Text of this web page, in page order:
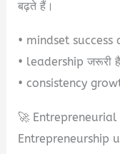
बढ़ते हैं।
• mindset success
• leadership जरूरी है
• consistency
🚀 Entrepreneurial
Entrepreneurship